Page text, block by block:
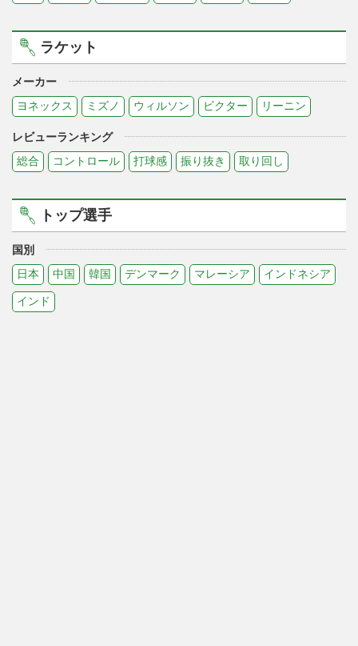
ラケット
メーカー
ヨネックス
ミズノ ウィルソン ビクター リーニン
レビューランキング
総合
コントロール 打球感 振り抜き 取り回し
トップ選手
国別
日本
中国 韓国 デンマーク マレーシア インドネシア
インド